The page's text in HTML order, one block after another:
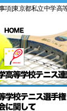
項|東京都私立中学高